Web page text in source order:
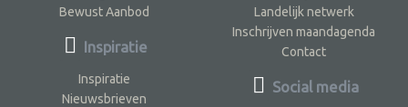
Bewust Aanbod
Inspiratie
Inspiratie
Nieuwsbrieven
Landelijk netwerk
Inschrijven maandagenda
Contact
Social media